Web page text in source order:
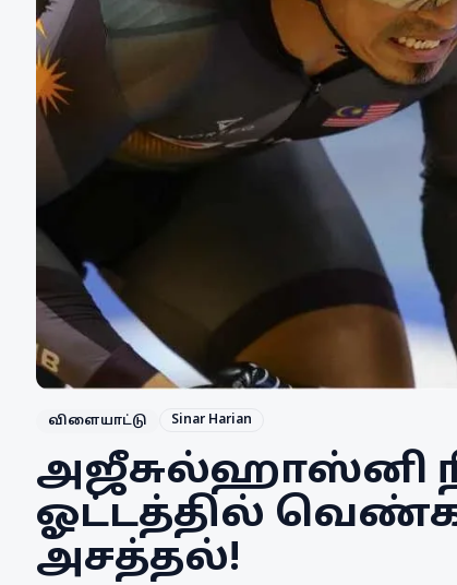
விளையாட்டு Sinar Harian
அஜீசுல்ஹாஸ்னி
ஓட்டத்தில்
அசத்தல்!